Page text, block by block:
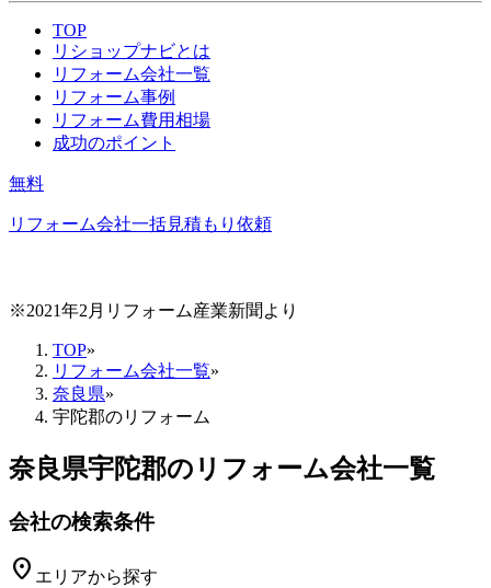
TOP
リショップナビとは
リフォーム会社一覧
リフォーム事例
リフォーム費用相場
成功のポイント
無料
リフォーム会社一括見積もり依頼
※2021年2月リフォーム産業新聞より
TOP»
リフォーム会社一覧»
奈良県»
宇陀郡のリフォーム
奈良県宇陀郡のリフォーム会社一覧
会社の検索条件
location_on エリアから探す